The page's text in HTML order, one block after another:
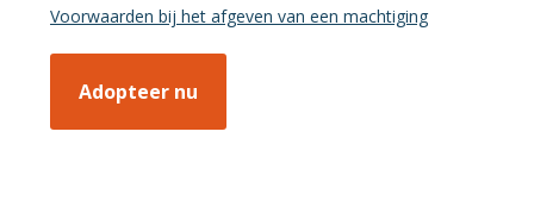
Voorwaarden bij het afgeven van een machtiging